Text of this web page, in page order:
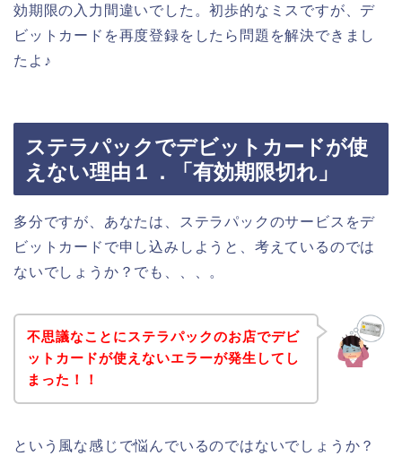
効期限の入力間違いでした。初歩的なミスですが、デ
ビットカードを再度登録をしたら問題を解決できまし
たよ♪
ステラパックでデビットカードが使
えない理由１．「有効期限切れ」
多分ですが、あなたは、ステラパックのサービスをデ
ビットカードで申し込みしようと、考えているのでは
ないでしょうか？でも、、、。
不思議なことにステラパックのお店でデビ
ットカードが使えないエラーが発生してし
まった！！
という風な感じで悩んでいるのではないでしょうか？